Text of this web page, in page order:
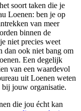
soort taken die je
Loenen: ben je op
van meer
binnen de
niet precies weet
dan ook niet bang om
Een degelijk
van een waardevol
uit Loenen weten
bij jouw organisatie.
die jou écht kan